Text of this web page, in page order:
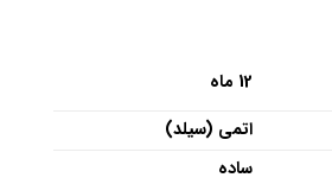
12 ماه
اتمی (سیلد)
ساده